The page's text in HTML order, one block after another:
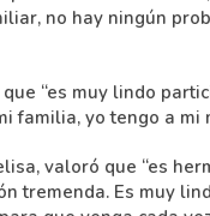
no hay ningún
“es muy lindo
familia, yo tengo a mi
valoró que “es
tremenda. Es muy